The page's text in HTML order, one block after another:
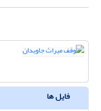
فایل ها